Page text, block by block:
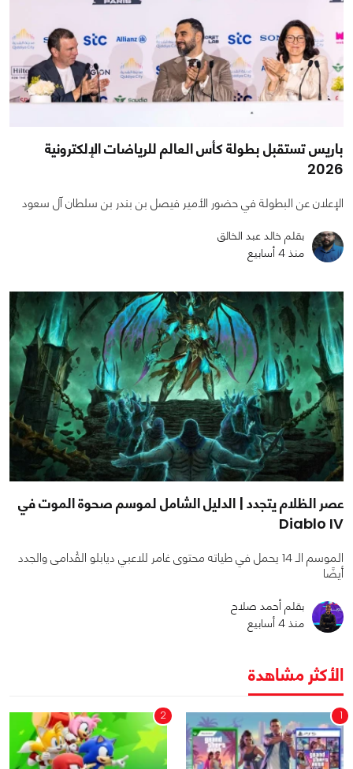
باريس تستقبل بطولة كأس العالم للرياضات الإلكترونية
2026
الإعلان عن البطولة في حضور الأمير فيصل بن بندر بن سلطان آل سعود
بقلم خالد عبد الخالق
منذ 4 أسابيع
عصر الظلام يتجدد | الدليل الشامل لموسم صحوة الموت في
Diablo IV
الموسم الـ 14 يحمل في طياته محتوى غامر للاعبي ديابلو القُدامى والجدد
أيضًا
بقلم أحمد صلاح
منذ 4 أسابيع
الأكثر مشاهدة
1
2